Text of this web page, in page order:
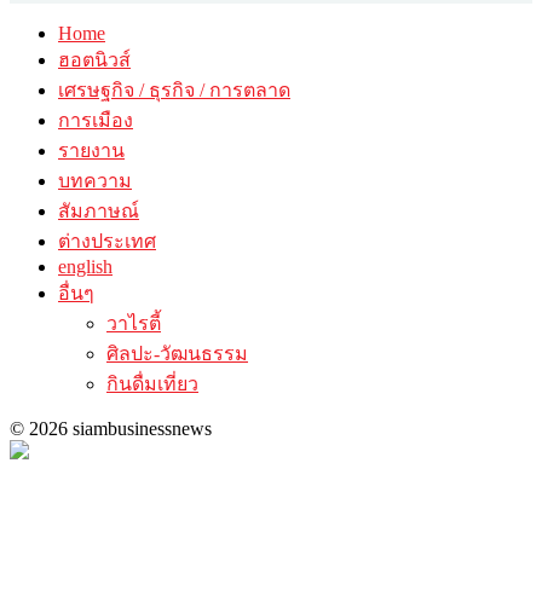
Home
ฮอตนิวส์
เศรษฐกิจ / ธุรกิจ / การตลาด
การเมือง
รายงาน
บทความ
สัมภาษณ์
ต่างประเทศ
english
อื่นๆ
วาไรตี้
ศิลปะ-วัฒนธรรม
กินดื่มเที่ยว
© 2026 siambusinessnews